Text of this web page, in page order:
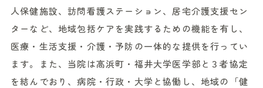
人保健施設、訪問看護ステーション、居宅介護支援セン
ターなど、地域包括ケアを実践するための機能を有し、
医療・生活支援・介護・予防の一体的な提供を行ってい
ます。また、当院は高浜町・福井大学医学部と３者協定
を結んでおり、病院・行政・大学と協働し、地域の「健